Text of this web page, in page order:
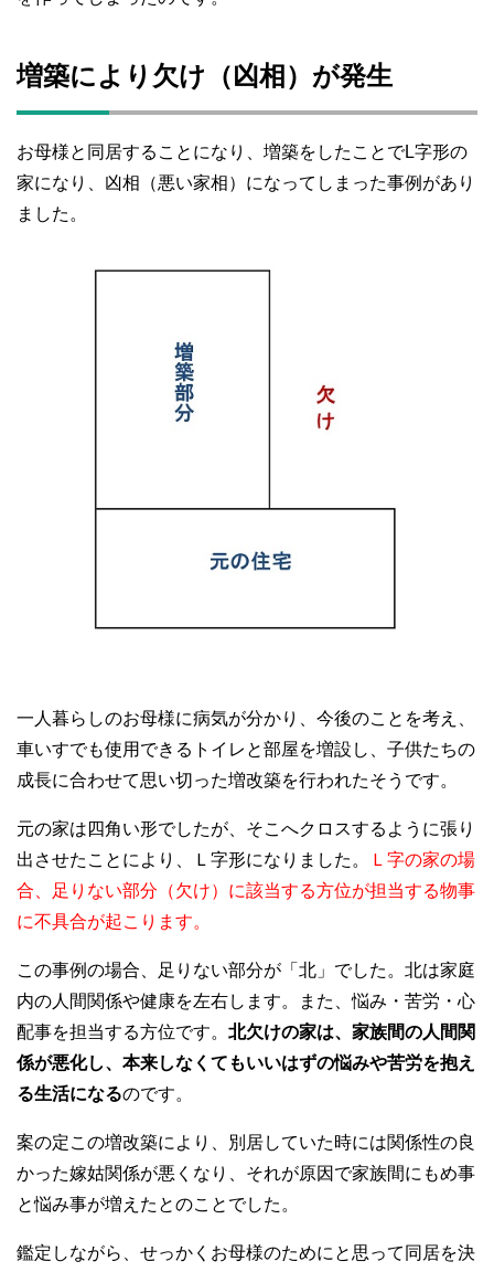
増築により欠け（凶相）が発生
お母様と同居することになり、増築をしたことでL字形の
家になり、凶相（悪い家相）になってしまった事例があり
ました。
一人暮らしのお母様に病気が分かり、今後のことを考え、
車いすでも使用できるトイレと部屋を増設し、子供たちの
成長に合わせて思い切った増改築を行われたそうです。
元の家は四角い形でしたが、そこへクロスするように張り
出させたことにより、Ｌ字形になりました。
Ｌ字の家の場
合、足りない部分（欠け）に該当する方位が担当する物事
に不具合が起こります。
この事例の場合、足りない部分が「北」でした。北は家庭
内の人間関係や健康を左右します。また、悩み・苦労・心
配事を担当する方位です。 北欠けの家は、家族間の人間関
係が悪化し、本来しなくてもいいはずの悩みや苦労を抱え
る生活になるのです。
案の定この増改築により、別居していた時には関係性の良
かった嫁姑関係が悪くなり、それが原因で家族間にもめ事
と悩み事が増えたとのことでした。
鑑定しながら、せっかくお母様のためにと思って同居を決